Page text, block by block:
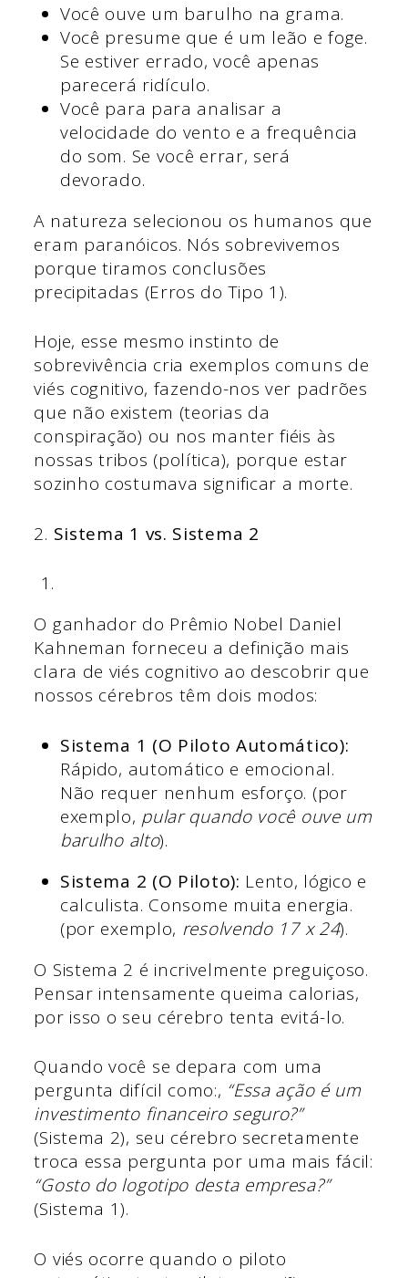
Você ouve um barulho na grama.
Você presume que é um leão e foge.
Se estiver errado, você apenas
parecerá ridículo.
Você para para analisar a
velocidade do vento e a frequência
do som. Se você errar, será
devorado.
A natureza selecionou os humanos que
eram paranóicos. Nós sobrevivemos
porque tiramos conclusões
precipitadas (Erros do Tipo 1).
Hoje, esse mesmo instinto de
sobrevivência cria exemplos comuns de
viés cognitivo, fazendo-nos ver padrões
que não existem (teorias da
conspiração) ou nos manter fiéis às
nossas tribos (política), porque estar
sozinho costumava significar a morte.
2. Sistema 1 vs. Sistema 2
O ganhador do Prêmio Nobel Daniel
Kahneman forneceu a definição mais
clara de viés cognitivo ao descobrir que
nossos cérebros têm dois modos:
Sistema 1 (O Piloto Automático):
Rápido, automático e emocional.
Não requer nenhum esforço. (por
exemplo, pular quando você ouve um
barulho alto).
Sistema 2 (O Piloto): Lento, lógico e
calculista. Consome muita energia.
(por exemplo, resolvendo 17 x 24).
O Sistema 2 é incrivelmente preguiçoso.
Pensar intensamente queima calorias,
por isso o seu cérebro tenta evitá-lo.
Quando você se depara com uma
pergunta difícil como:, “Essa ação é um
investimento financeiro seguro?”
(Sistema 2), seu cérebro secretamente
troca essa pergunta por uma mais fácil:
“Gosto do logotipo desta empresa?”
(Sistema 1).
O viés ocorre quando o piloto